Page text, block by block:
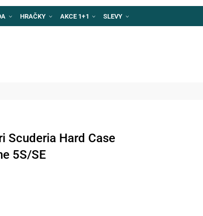
HRAČKY AKCE 1+1 SLEVY
Scuderia Hard Case
5S/SE